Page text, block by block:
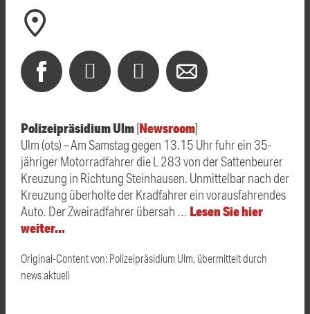
Polizeipräsidium Ulm[Newsroom]
Ulm (ots) – Am Samstag gegen 13.15 Uhr fuhr ein 35-
jähriger Motorradfahrer die L 283 von der Sattenbeurer
Kreuzung in Richtung Steinhausen. Unmittelbar nach der
Kreuzung überholte der Kradfahrer ein vorausfahrendes
Auto. Der Zweiradfahrer übersah … Lesen Sie hier
weiter…
Original-Content von: Polizeipräsidium Ulm, übermittelt durch
news aktuell